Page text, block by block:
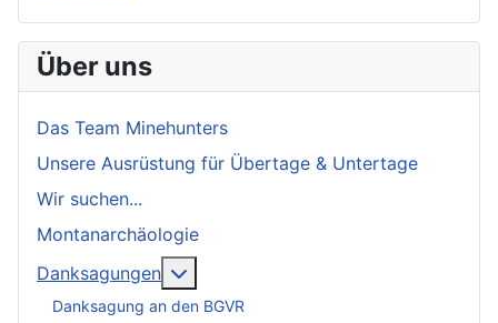
Über uns
Das Team Minehunters
Unsere Ausrüstung für Übertage & Untertage
Wir suchen...
Montanarchäologie
Danksagungen
Danksagung an den BGVR